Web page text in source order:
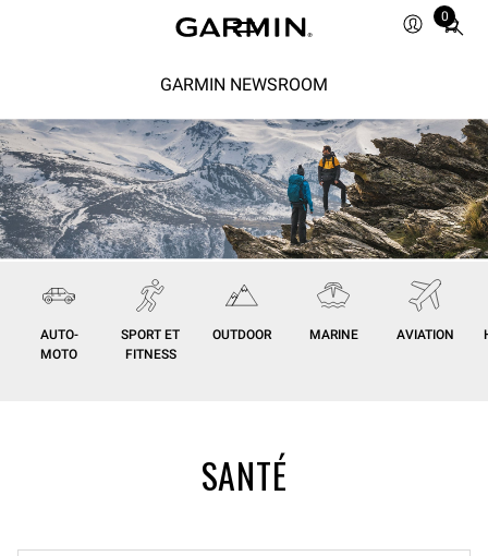
0
Total
0
GARMIN NEWSROOM
AUTO-
MOTO
SPORT ET
FITNESS
OUTDOOR MARINE AVIATION
SANTÉ